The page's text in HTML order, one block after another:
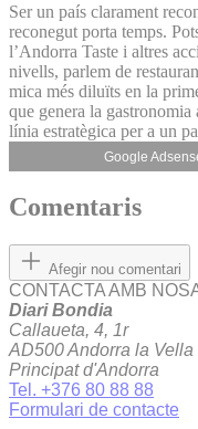
Ser un país clarament
reconegut porta temps.
l’Andorra Taste i altres
nivells, parlem de
mica més diluïts en la
que genera la
línia estratègica per a un
Google
Comentaris
Afegir nou comentari
CONTACTA AMB
Diari Bondia
Callaueta, 4, 1r
AD500 Andorra la Vella
Principat d'Andorra
Tel. +376 80 88 88
Formulari de contacte